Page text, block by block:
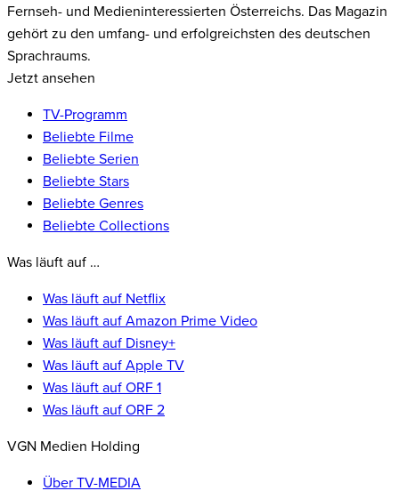
Fernseh- und Medieninteressierten Österreichs. Das Magazin
gehört zu den umfang- und erfolgreichsten des deutschen
Sprachraums.
Jetzt ansehen
TV-Programm
Beliebte Filme
Beliebte Serien
Beliebte Stars
Beliebte Genres
Beliebte Collections
Was läuft auf …
Was läuft auf Netflix
Was läuft auf Amazon Prime Video
Was läuft auf Disney+
Was läuft auf Apple TV
Was läuft auf ORF 1
Was läuft auf ORF 2
VGN Medien Holding
Über TV-MEDIA